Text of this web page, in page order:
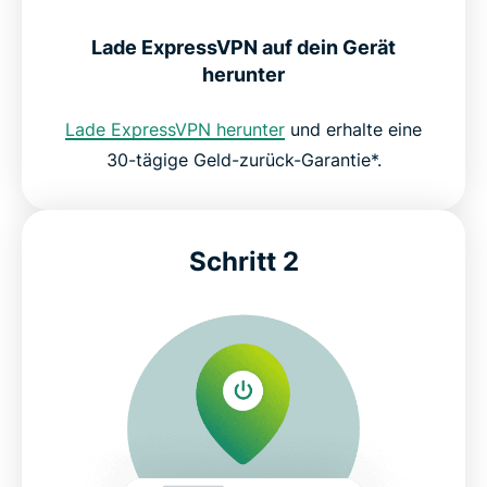
Was bekommen Sie mit ExpressVPN noch?
Was Leute über ExpressVPN denken
Internetdatenschutz und Regulierungen in Kanada
Benötigen Sie ein VPN in Kanada?
Populäre Server-Standorte für Anwender aus
Lade ExpressVPN auf dein Gerät
herunter
Lade ExpressVPN herunter und erhalte eine
30-tägige Geld-zurück-Garantie*.
Schritt 2